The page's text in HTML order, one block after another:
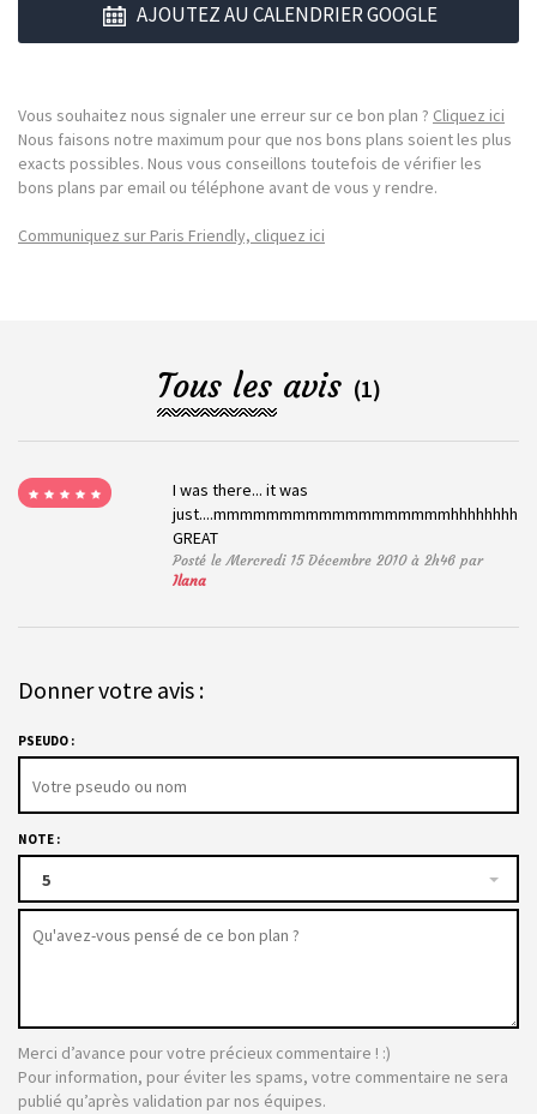
AJOUTEZ AU CALENDRIER GOOGLE
Vous souhaitez nous signaler une erreur sur ce bon plan ? Cliquez ici
Nous faisons notre maximum pour que nos bons plans soient les plus
exacts possibles. Nous vous conseillons toutefois de vérifier les
bons plans par email ou téléphone avant de vous y rendre.
Communiquez sur Paris Friendly, cliquez ici
Tous les avis (1)
I was there... it was
just....mmmmmmmmmmmmmmmmmmhhhhhhhh
GREAT
Posté le Mercredi 15 Décembre 2010 à 2h46 par
Ilana
Donner votre avis :
PSEUDO :
NOTE :
5
Merci d’avance pour votre précieux commentaire ! :)
Pour information, pour éviter les spams, votre commentaire ne sera
publié qu’après validation par nos équipes.